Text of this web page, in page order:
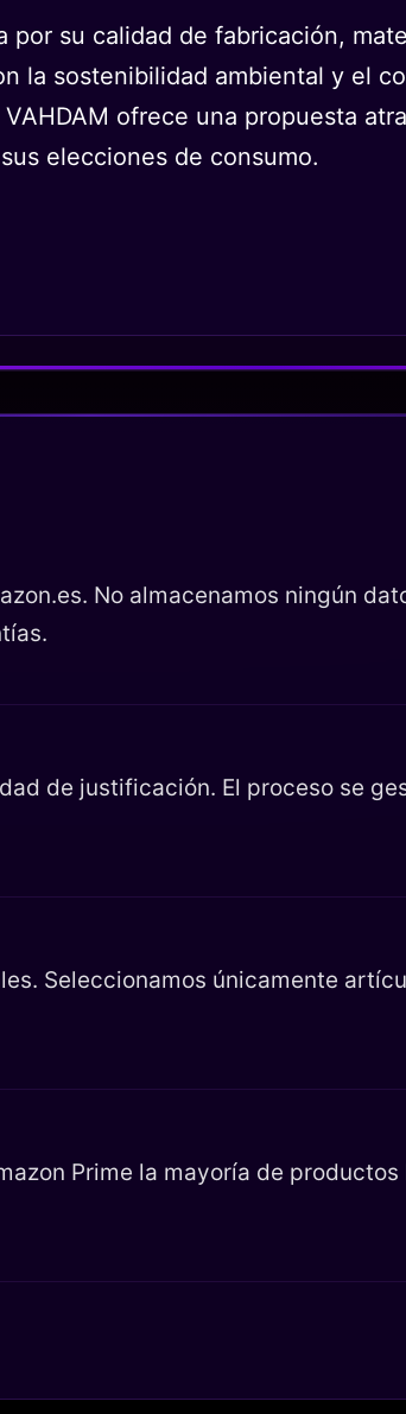
por su calidad de fabricación,
la sostenibilidad ambiental y el
ofrece una propuesta
elecciones de consumo.
No almacenamos ningún
de justificación. El proceso se
Seleccionamos únicamente
Prime la mayoría de